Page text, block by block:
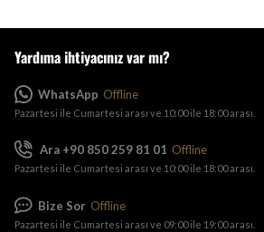
Yardıma ihtiyacınız var mı?
WhatsApp Offline
Pazartesi ile Cumartesi arası ve 10:00 ile 18:00 arası.
Ara +90 850 259 81 01 Offline
Pazartesi ile Cumartesi arası ve 10:00 ile 18:00 arası.
Bize Sor Offline
Pazartesi ile Cumartesi arası ve 09:00 ile 19:00 arası.